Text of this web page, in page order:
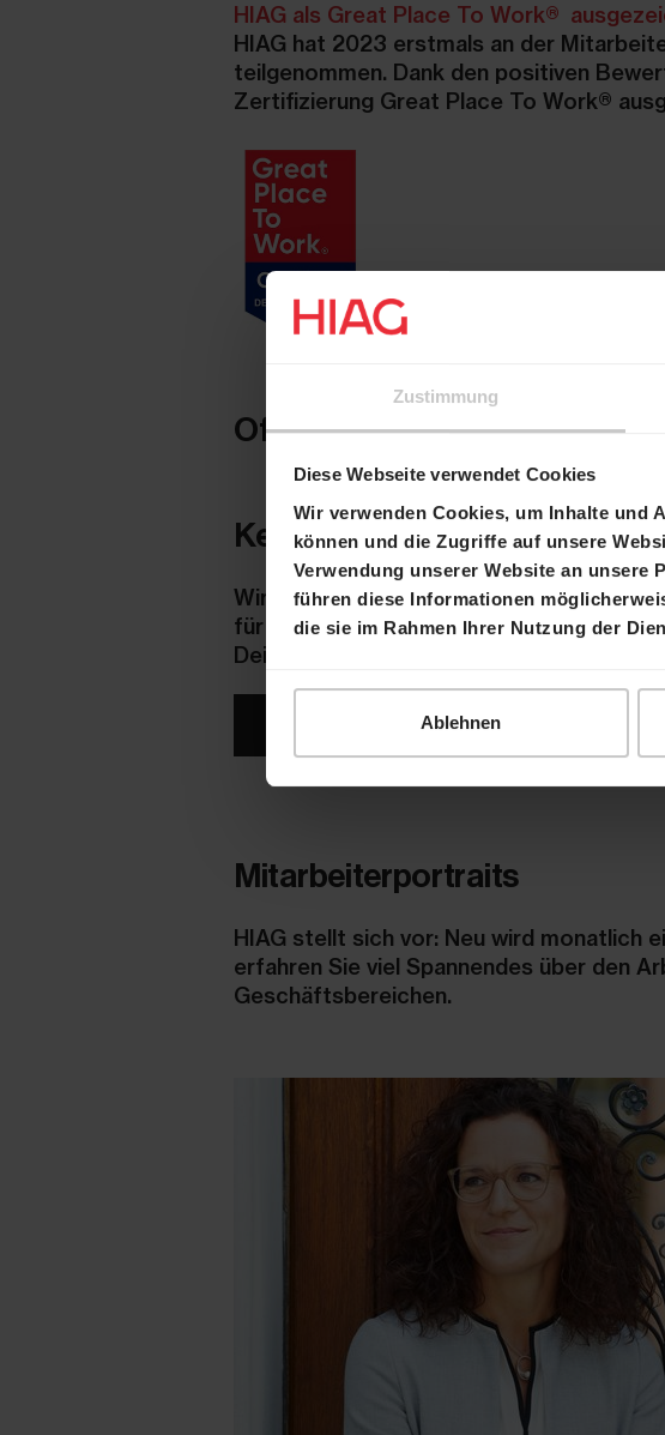
Zustimmung
Diese Webseite verwendet Cookies
Wir verwenden Cookies, um Inhalte und
können und die Zugriffe auf unsere
Verwendung unserer Website an unsere
führen diese Informationen
die sie im Rahmen Ihrer Nutzung der
Ablehnen
HIAG als Great Place To Work®
HIAG hat 2023 erstmals an der
teilgenommen. Dank den positiven
Zertifizierung Great Place To Work®
Offene Stellen
Kein passendes
Wir sind stets auf der Suche nach
für Immobilien teilen. Zeig uns, wie Du
Deine Initiativbewerbung!
Jetzt bewerben
Mitarbeiterportraits
HIAG stellt sich vor: Neu wird monatlich
erfahren Sie viel Spannendes über den
Geschäftsbereichen.